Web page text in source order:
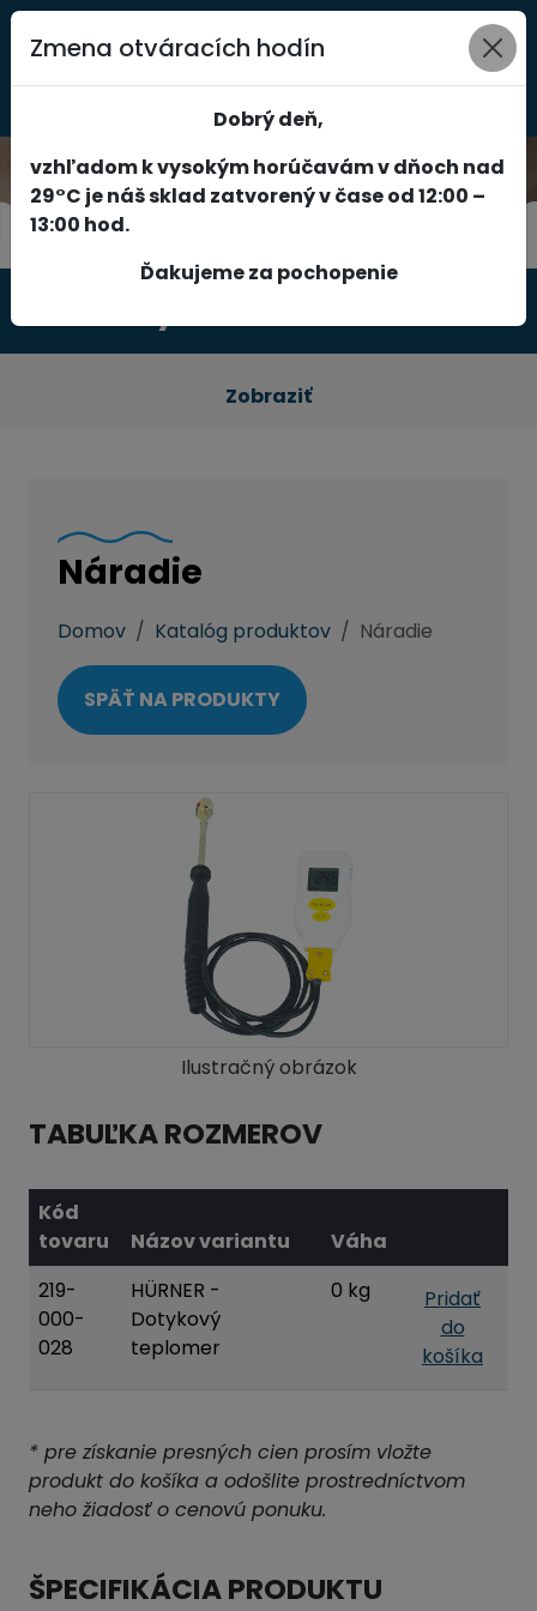
0
Zobraziť
Náradie
Domov Katalóg produktov Náradie
SPÄŤ NA PRODUKTY
Ilustračný obrázok
TABUĽKA ROZMEROV
Kód
tovaru
Názov variantu
Váha
219-
000-
028
HÜRNER -
Dotykový
teplomer
0 kg
Pridať
do
košíka
* pre získanie presných cien prosím vložte
produkt do košíka a odošlite prostredníctvom
neho žiadosť o cenovú ponuku.
ŠPECIFIKÁCIA PRODUKTU
Zmena otváracích hodín
Dobrý deň,
vzhľadom k vysokým horúčavám v dňoch nad
29°C je náš sklad zatvorený v čase od 12:00 –
13:00 hod.
Ďakujeme za pochopenie